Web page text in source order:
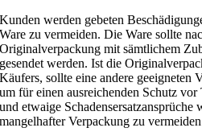
Kunden werden gebeten
Ware zu vermeiden. Die Ware sollte
Originalverpackung mit sämtlichem
gesendet werden. Ist die
Käufers, sollte eine andere geeigneten
um für einen ausreichenden Schutz vor
und etwaige
mangelhafter Verpackung zu